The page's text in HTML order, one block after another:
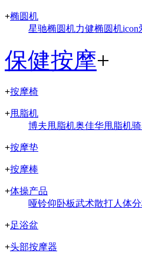
+椭圆机
星驰椭圆机力健椭圆机icon
保健按摩+
+按摩椅
+甩脂机
博夫甩脂机奥佳华甩脂机
+按摩垫
+按摩棒
+体操产品
哑铃仰卧板武术散打人体
+足浴盆
+头部按摩器